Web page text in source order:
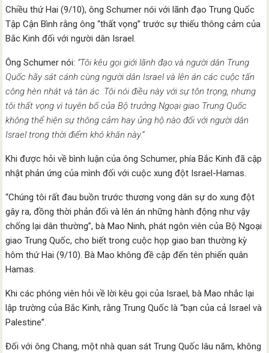
Chiều thứ Hai (9/10), ông Schumer nói với lãnh đạo Trung Quốc
Tập Cận Bình rằng ông “thất vọng” trước sự thiếu thông cảm của
Bắc Kinh đối với người dân Israel.
Ông Schumer nói: “Tôi kêu gọi giới lãnh đạo và người dân Trung
Quốc hãy sát cánh cùng người dân Israel và lên án các cuộc tấn
công hèn nhát và tàn ác. Tôi nói điều này với sự tôn trọng, nhưng
tôi thất vọng vì tuyên bố của Bộ trưởng Ngoại giao Trung Quốc
không thể hiện sự thông cảm hay ủng hộ nào đối với người dân
Israel trong thời điểm khó khăn này.”
Khi được hỏi về bình luận của ông Schumer, phía Bắc Kinh đã cập
nhật phản ứng của mình đối với cuộc xung đột Israel-Hamas.
“Chúng tôi rất đau buồn trước thương vong dân sự do xung đột
gây ra, đồng thời phản đối và lên án những hành động như vậy
chống lại dân thường”, bà Mao Ninh, phát ngôn viên của Bộ Ngoại
giao Trung Quốc, cho biết trong cuộc họp giao ban thường kỳ
hôm thứ Hai (9/10). Bà Mao không đề cập đến tên phiến quân
Hamas.
Khi các phóng viên hỏi về lời kêu gọi của Israel, bà Mao nhắc lại
lập trường của Bắc Kinh, rằng Trung Quốc là “bạn của cả Israel và
Palestine”.
Đối với ông Chang, một nhà quan sát Trung Quốc lâu năm, không